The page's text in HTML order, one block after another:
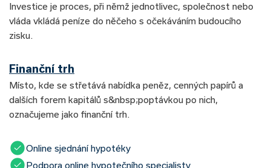
Investice je proces, při němž jednotlivec, společnost nebo
vláda vkládá peníze do něčeho s očekáváním budoucího
zisku.
Finanční trh
Místo, kde se střetává nabídka peněz, cenných papírů a
dalších forem kapitálů s&nbsp;poptávkou po nich,
označujeme jako finanční trh.
Online sjednání hypotéky
Podpora online hypotečního specialisty